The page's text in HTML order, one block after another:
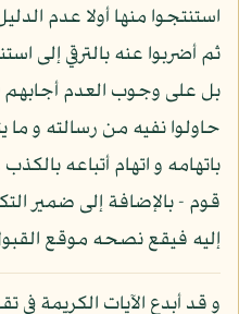
استنتجوا منها أولا عدم
ثم أضربوا عنه بالترقي إلى
بل على وجوب العدم أجابهم
حاولوا نفيه من رسالته و ما
باتهامه و اتهام أتباعه
قوم - بالإضافة إلى ضمير
إليه فيقع نصحه موقع
و قد أبدع الآيات الكريمة في